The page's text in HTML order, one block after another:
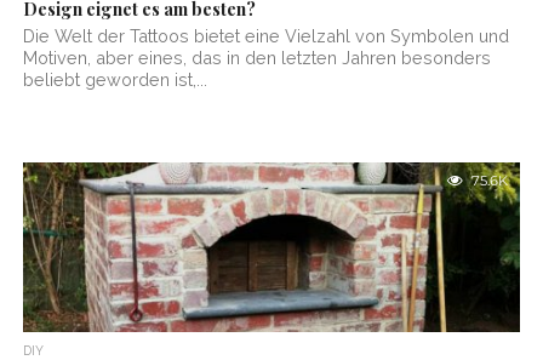
Design eignet es am besten?
Die Welt der Tattoos bietet eine Vielzahl von Symbolen und
Motiven, aber eines, das in den letzten Jahren besonders
beliebt geworden ist,...
75.6K
DIY